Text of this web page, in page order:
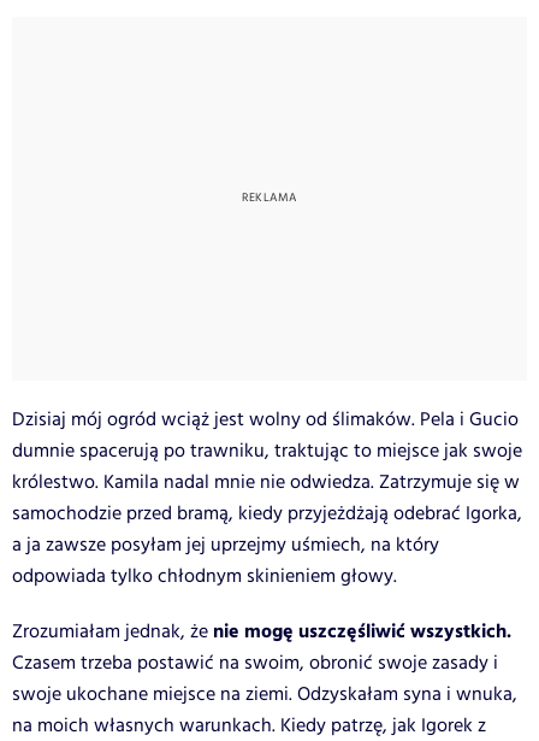
Dzisiaj mój ogród wciąż jest wolny od ślimaków. Pela i Gucio
dumnie spacerują po trawniku, traktując to miejsce jak swoje
królestwo. Kamila nadal mnie nie odwiedza. Zatrzymuje się w
samochodzie przed bramą, kiedy przyjeżdżają odebrać Igorka,
a ja zawsze posyłam jej uprzejmy uśmiech, na który
odpowiada tylko chłodnym skinieniem głowy.
Zrozumiałam jednak, że nie mogę uszczęśliwić wszystkich.
Czasem trzeba postawić na swoim, obronić swoje zasady i
swoje ukochane miejsce na ziemi. Odzyskałam syna i wnuka,
na moich własnych warunkach. Kiedy patrzę, jak Igorek z